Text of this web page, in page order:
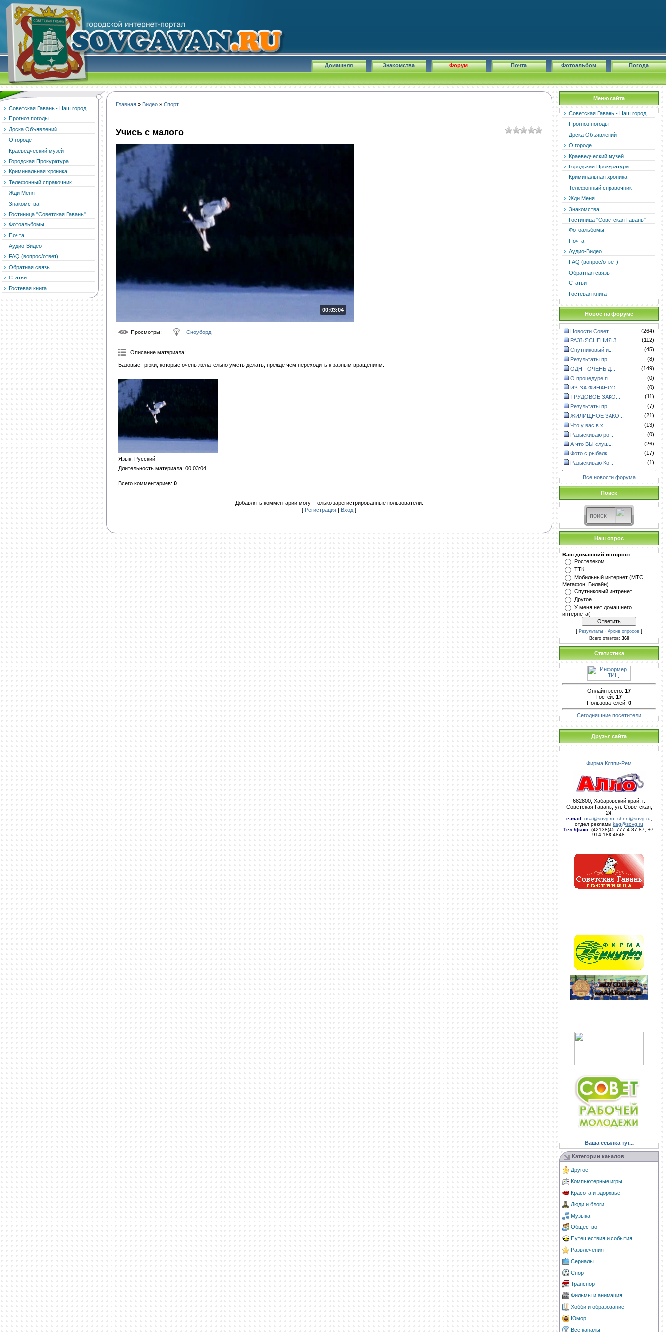
Погода
Фотоальбом
Почта
Форум
Знакомства
Домашняя
Советская Гавань - Наш город
Прогноз погоды
Доска Объявлений
О городе
Краеведческий музей
Городская Прокуратура
Криминальная хроника
Телефонный справочник
Жди Меня
Знакомства
Гостиница "Советская Гавань"
Фотоальбомы
Почта
Аудио-Видео
FAQ (вопрос/ответ)
Обратная связь
Статьи
Гостевая книга
Главная » Видео » Спорт
Учись с малого
00:03:04
Просмотры: Сноуборд
Описание материала:
Базовые трюки, которые очень желательно уметь делать, прежде чем переходить к разным вращениям.
Язык: Русский
Длительность материала: 00:03:04
Всего комментариев: 0
Добавлять комментарии могут только зарегистрированные пользователи.
[ Регистрация | Вход ]
Меню сайта
Советская Гавань - Наш город
Прогноз погоды
Доска Объявлений
О городе
Краеведческий музей
Городская Прокуратура
Криминальная хроника
Телефонный справочник
Жди Меня
Знакомства
Гостиница "Советская Гавань"
Фотоальбомы
Почта
Аудио-Видео
FAQ (вопрос/ответ)
Обратная связь
Статьи
Гостевая книга
Новое на форуме
Новости Совет...
(264)
РАЗЪЯСНЕНИЯ З...
(112)
Спутниковый и...
(45)
Результаты пр...
(8)
ОДН - ОЧЕНЬ Д...
(149)
О процедуре п...
(0)
ИЗ-ЗА ФИНАНСО...
(0)
ТРУДОВОЕ ЗАКО...
(11)
Результаты пр...
(7)
ЖИЛИЩНОЕ ЗАКО...
(21)
Что у вас в х...
(13)
Разыскиваю ро...
(0)
А что ВЫ слуш...
(26)
Фото с рыбалк...
(17)
Разыскиваю Ко...
(1)
Все новости форума
Поиск
Наш опрос
Ваш домашний интернет
Ростелеком
ТТК
Мобильный интернет (МТС,
Мегафон, Билайн)
Спутниковый интренет
Другое
У меня нет домашнего
интернета(
[ Результаты · Архив опросов ]
Всего ответов: 360
Статистика
Онлайн всего: 17
Гостей: 17
Пользователей: 0
Сегодняшние посетители
Друзья сайта
Фирма Коппи-Рем
682800, Хабаровский край, г.
Советская Гавань, ул. Советская,
24.
e-mail: osa@sovg.ru shnn@sovg.ru
отдел рекламы kag@sovg.ru
Тел./факс:(42138)45-777,4-87-87, +7-
914-188-4848.
Ваша ссылка тут...
Категории каналов
Другое
Компьютерные игры
Красота и здоровье
Люди и блоги
Музыка
Общество
Путешествия и события
Развлечения
Сериалы
Спорт
Транспорт
Фильмы и анимация
Хобби и образование
Юмор
Все каналы